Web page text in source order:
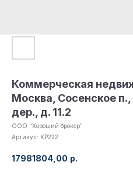
Коммерческая
Москва, Сосенское
дер., д. 11.2
ООО "Хороший брокер"
Артикул: KP222
17981804,00 р.